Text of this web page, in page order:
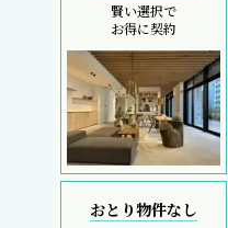
賢い選択で
お得に契約
おとり物件なし